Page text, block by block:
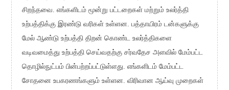
சிறந்தவை. எங்களிடம் மூன்று பட்டறைகள் மற்றும் உலர்த்தி
உற்பத்திக்கு இரண்டு வரிகள் உள்ளன. பத்தாயிரம் டன்களுக்கு
மேல் ஆண்டு உற்பத்தி திறன் கொண்ட உலர்த்திகளை
வடிவமைத்து உற்பத்தி செய்வதற்கு சர்வதேச அளவில் மேம்பட்ட
தொழில்நுட்பம் பின்பற்றப்பட்டுள்ளது. எங்களிடம் மேம்பட்ட
சோதனை உபகரணங்களும் உள்ளன. விரிவான ஆய்வு முறைகள்